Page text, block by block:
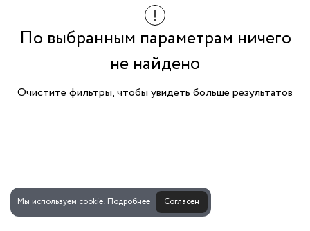
Мы используем cookie. Подробнее Согласен
По выбранным параметрам ничего
не найдено
Очистите фильтры, чтобы увидеть больше результатов